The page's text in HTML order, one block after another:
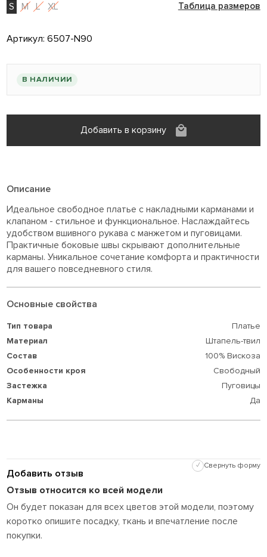
S M L XL Таблица размеров
Артикул:6507-N90
В НАЛИЧИИ
Добавить в корзину
Описание
Идеальное свободное платье с накладными карманами и
клапаном - стильное и функциональное. Наслаждайтесь
удобством вшивного рукава с манжетом и пуговицами.
Практичные боковые швы скрывают дополнительные
карманы. Уникальное сочетание комфорта и практичности
для вашего повседневного стиля.
Основные свойства
Тип товара
Платье
Материал
Штапель-твил
Состав
100% Вискоза
Особенности кроя
Свободный
Застежка
Пуговицы
Карманы
Да
Добавить отзыв
✓ Свернуть форму
Отзыв относится ко всей модели
Он будет показан для всех цветов этой модели, поэтому
коротко опишите посадку, ткань и впечатление после
покупки.